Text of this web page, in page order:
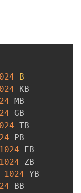
B
KB
MB
GB
TB
PB
1024 EB
1024 ZB
1024 YB
BB